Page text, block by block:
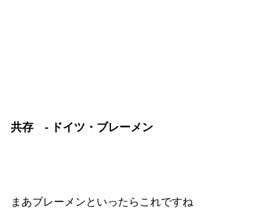
共存 - ドイツ・ブレーメン
まあブレーメンといったらこれですね